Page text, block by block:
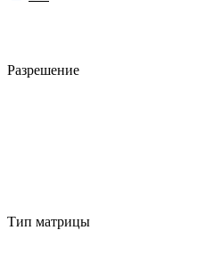
Разрешение
Тип матрицы